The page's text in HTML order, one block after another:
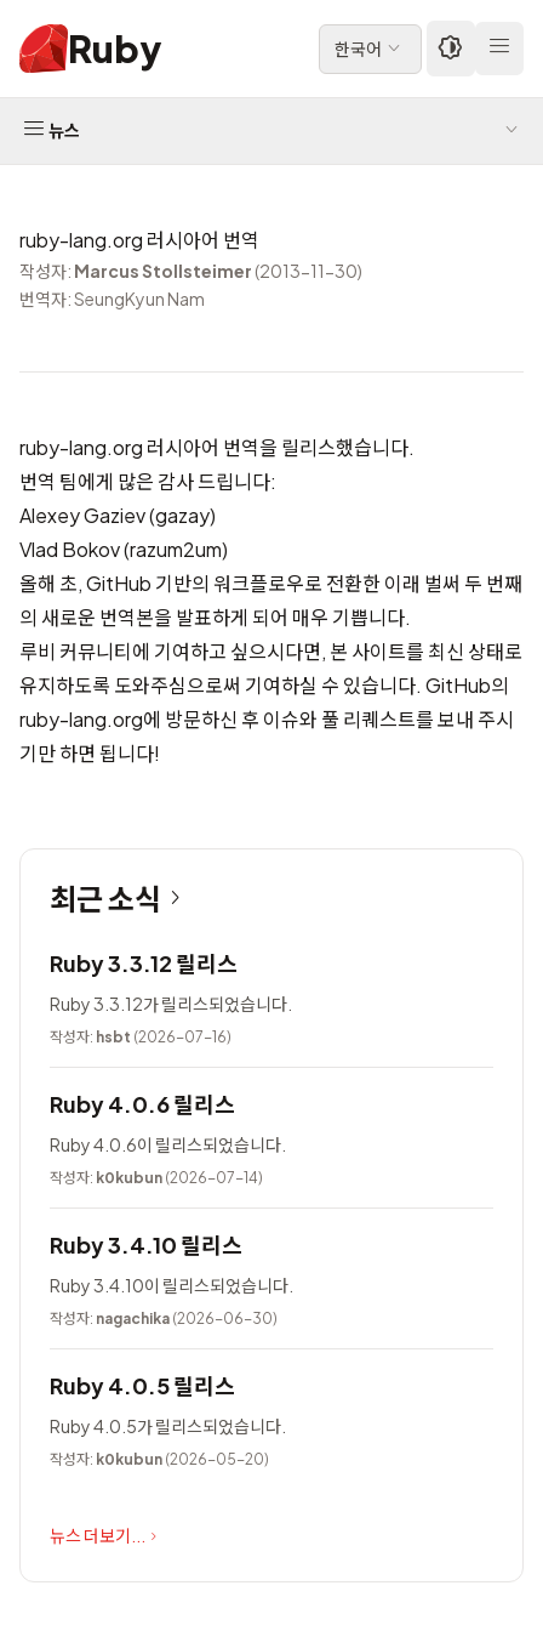
Ruby 한국어
뉴스
ruby-lang.org 러시아어 번역
작성자: Marcus Stollsteimer (2013-11-30)
번역자: SeungKyun Nam
ruby-lang.org 러시아어 번역을 릴리스했습니다.
번역 팀에게 많은 감사 드립니다:
Alexey Gaziev (gazay)
Vlad Bokov (razum2um)
올해 초, GitHub 기반의 워크플로우로 전환한 이래 벌써 두 번째
의 새로운 번역본을 발표하게 되어 매우 기쁩니다.
루비 커뮤니티에 기여하고 싶으시다면, 본 사이트를 최신 상태로
유지하도록 도와주심으로써 기여하실 수 있습니다. GitHub의
ruby-lang.org에 방문하신 후 이슈와 풀 리퀘스트를 보내 주시
기만 하면 됩니다!
최근 소식
Ruby 3.3.12 릴리스
Ruby 3.3.12가 릴리스되었습니다.
작성자: hsbt (2026-07-16)
Ruby 4.0.6 릴리스
Ruby 4.0.6이 릴리스되었습니다.
작성자: k0kubun (2026-07-14)
Ruby 3.4.10 릴리스
Ruby 3.4.10이 릴리스되었습니다.
작성자: nagachika (2026-06-30)
Ruby 4.0.5 릴리스
Ruby 4.0.5가 릴리스되었습니다.
작성자: k0kubun (2026-05-20)
뉴스 더보기...